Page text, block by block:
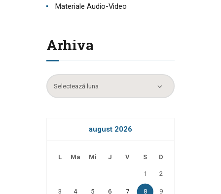
Materiale Audio-Video
Arhiva
Arhiva
august 2026
L Ma Mi J V S D
1 2
3 4 5 6 7 8 9